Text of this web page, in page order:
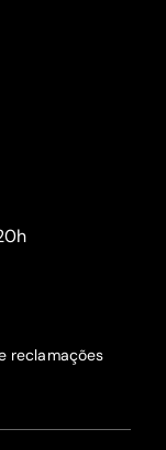
reclamações